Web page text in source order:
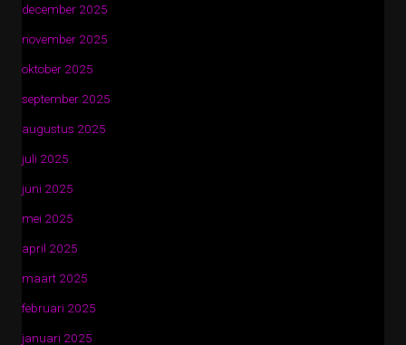
december 2025
november 2025
oktober 2025
september 2025
augustus 2025
juli 2025
juni 2025
mei 2025
april 2025
maart 2025
februari 2025
januari 2025